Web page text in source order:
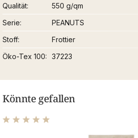
Qualität
550 g/qm
Serie
PEANUTS
Stoff
Frottier
Öko-Tex 100
37223
Könnte gefallen
Durchschnittliche Bewertung von 5